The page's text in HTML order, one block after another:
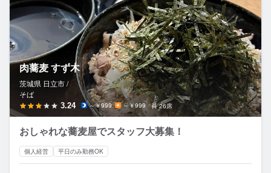
肉蕎麦 すず木
茨城県 日立市 /
そば
3.24 ～￥999 ～￥999 26席
おしゃれな蕎麦屋でスタッフ大募集！
個人経営 平日のみ勤務OK